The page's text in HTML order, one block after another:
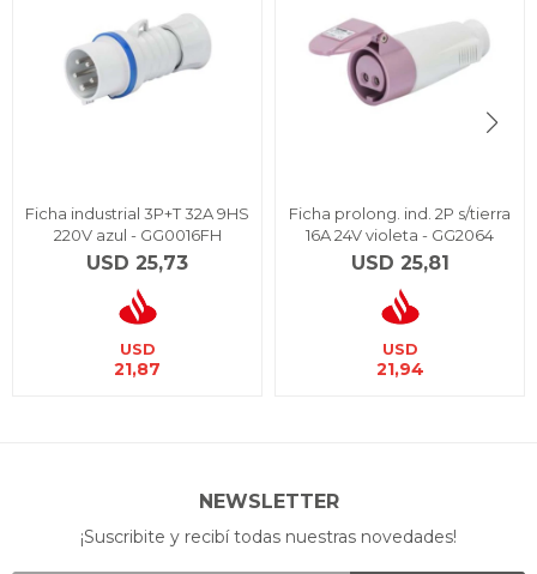
Ficha industrial 3P+T 32A 9HS
220V azul - GG0016FH
USD 25,73
USD
21,87
Ficha prolong. ind. 2P s/tierra
16A 24V violeta - GG2064
USD 25,81
USD
21,94
NEWSLETTER
¡Suscribite y recibí todas nuestras novedades!